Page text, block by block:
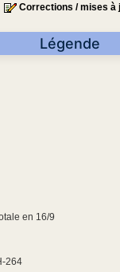
Corrections / mises à
Légende
en 16/9
264